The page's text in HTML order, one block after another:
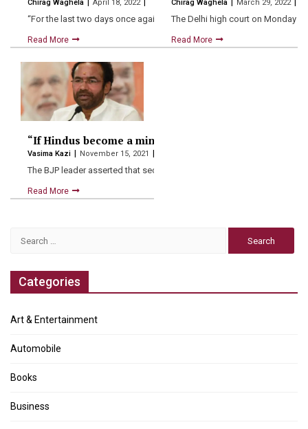
Chirag Waghela April 18, 2022
“For the last two days once again a threatening letter…
Read More
Chirag Waghela March 29, 2022
The Delhi high court on Monday
Read More
“If Hindus become a minority, there will be no
Vasima Kazi November 15, 2021
The BJP leader asserted that secularism will cease to exist…
Read More
Categories
Art & Entertainment
Automobile
Books
Business